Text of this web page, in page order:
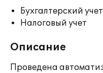
Бухгалтерский учет
Налоговый учет
Описание
Проведена